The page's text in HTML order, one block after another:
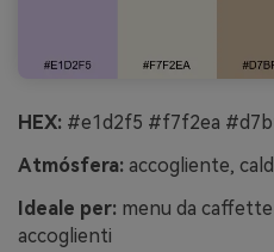
HEX: #e1d2f5 #f7f2ea
Atmósfera: accogliente,
Ideale per: menu da
accoglienti